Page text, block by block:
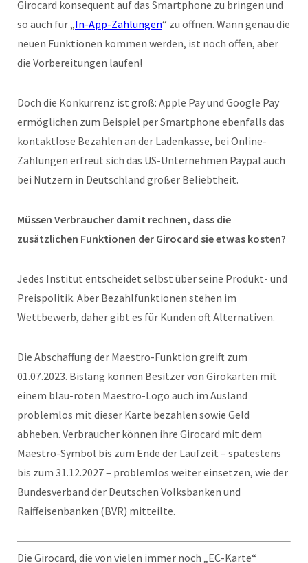
Girocard konsequent auf das Smartphone zu bringen und
so auch für „ In-App-Zahlungen“ zu öffnen. Wann genau die
neuen Funktionen kommen werden, ist noch offen, aber
die Vorbereitungen laufen!
Doch die Konkurrenz ist groß: Apple Pay und Google Pay
ermöglichen zum Beispiel per Smartphone ebenfalls das
kontaktlose Bezahlen an der Ladenkasse, bei Online-
Zahlungen erfreut sich das US-Unternehmen Paypal auch
bei Nutzern in Deutschland großer Beliebtheit.
Müssen Verbraucher damit rechnen, dass die
zusätzlichen Funktionen der Girocard sie etwas kosten?
Jedes Institut entscheidet selbst über seine Produkt- und
Preispolitik. Aber Bezahlfunktionen stehen im
Wettbewerb, daher gibt es für Kunden oft Alternativen.
Die Abschaffung der Maestro-Funktion greift zum
01.07.2023. Bislang können Besitzer von Girokarten mit
einem blau-roten Maestro-Logo auch im Ausland
problemlos mit dieser Karte bezahlen sowie Geld
abheben. Verbraucher können ihre Girocard mit dem
Maestro-Symbol bis zum Ende der Laufzeit – spätestens
bis zum 31.12.2027 – problemlos weiter einsetzen, wie der
Bundesverband der Deutschen Volksbanken und
Raiffeisenbanken (BVR) mitteilte.
Die Girocard, die von vielen immer noch „EC-Karte“